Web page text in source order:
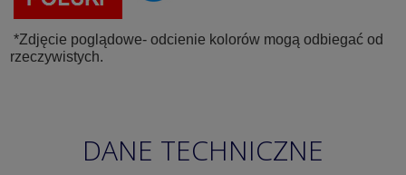
*Zdjęcie poglądowe- odcienie kolorów mogą odbiegać od
rzeczywistych.
DANE TECHNICZNE